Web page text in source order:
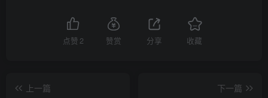
点赞2 赞赏 分享 收藏
上一篇
下一篇